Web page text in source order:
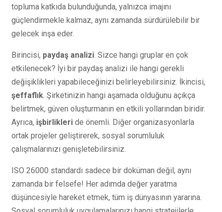
topluma katkıda bulunduğunda, yalnızca imajını
güçlendirmekle kalmaz, aynı zamanda sürdürülebilir bir
gelecek inşa eder.
Birincisi, paydaş analizi. Sizce hangi gruplar en çok
etkilenecek? İyi bir paydaş analizi ile hangi gerekli
değişiklikleri yapabileceğinizi belirleyebilirsiniz. İkincisi,
şeffaflık. Şirketinizin hangi aşamada olduğunu açıkça
belirtmek, güven oluşturmanın en etkili yollarından biridir.
Ayrıca, işbirlikleri de önemli. Diğer organizasyonlarla
ortak projeler geliştirerek, sosyal sorumluluk
çalışmalarınızı genişletebilirsiniz.
ISO 26000 standardı sadece bir doküman değil; aynı
zamanda bir felsefe! Her adımda değer yaratma
düşüncesiyle hareket etmek, tüm iş dünyasının yararına.